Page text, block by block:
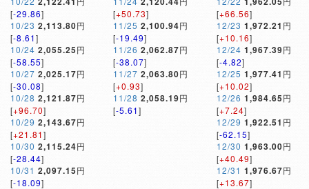
[-29.86]
10/23 2,113.80円
[-8.61]
10/24 2,055.25円
[-58.55]
10/27 2,025.17円
[-30.08]
10/28 2,121.87円
[+96.70]
10/29 2,143.67円
[+21.81]
10/30 2,115.24円
[-28.44]
10/31 2,097.15円
[-18.09]
[+50.73]
11/25 2,100.94円
[-19.49]
11/26 2,062.87円
[-38.07]
11/27 2,063.80円
[+0.93]
11/28 2,058.19円
[-5.61]
[+66.56]
12/23 1,972.21 円
[+10.16]
12/24 1,967.39円
[-4.82]
12/25 1,977.41 円
[+10.02]
12/26 1,984.65円
[+7.24]
12/29 1,922.51 円
[-62.15]
12/30 1,963.00円
[+40.49]
12/31 1,976.67円
[+13.67]